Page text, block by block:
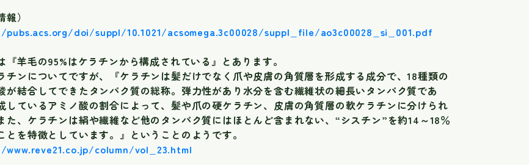
報）
doi/suppl/10.1021/acsomega.3c00028/suppl_file/ao3c00028_si_001.pdf
『羊毛の95%はケラチンから構成されている』とあります。
チンについてですが、『ケラチンは髪だけでなく爪や皮膚の角質層を形成する成分で、18種類の
が結合してできたタンパク質の総称。弾力性があり水分を含む繊維状の細長いタンパク質であ
しているアミノ酸の割合によって、髪や爪の硬ケラチン、皮膚の角質層の軟ケラチンに分けられ
た、ケラチンは絹や繊維など他のタンパク質にはほとんど含まれない、“シスチン”を約14～18％
とを特徴としています。』ということのようです。
column/vol_23.html